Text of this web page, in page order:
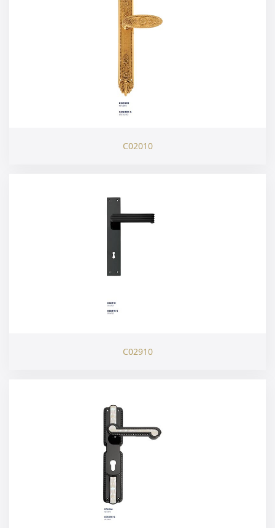
C02010
C02910